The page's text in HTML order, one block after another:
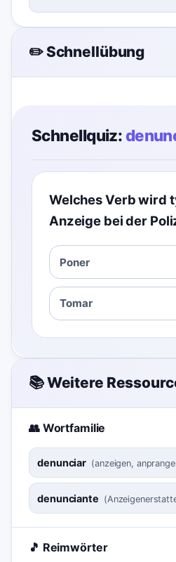
✏️ Schnellübung
Schnellquiz:
Welches Verb wird
Anzeige bei der
Poner
Tomar
📚 Weitere
👥 Wortfamilie
denunciar (anzeigen,
denunciante (
🎵 Reimwörter